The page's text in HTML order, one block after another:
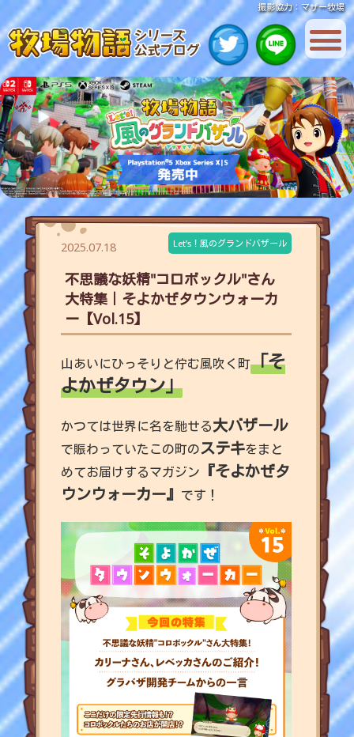
撮影協力：マザー牧場
2025.07.18 Let’s！風のグランドバザール
不思議な妖精"コロボックル"さん
大特集｜そよかぜタウンウォーカ
ー【Vol.15】
山あいにひっそりと佇む風吹く町「そ
よかぜタウン」
かつては世界に名を馳せる大バザール
で賑わっていたこの町のステキをまと
めてお届けするマガジン 『そよかぜタ
ウンウォーカー』 です！